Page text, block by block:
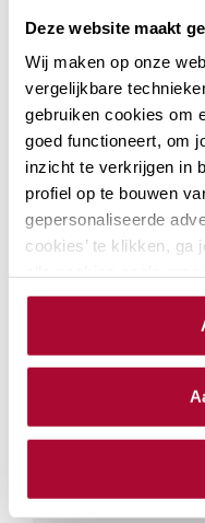
Deze website maakt
Wij maken op onze
vergelijkbare
gebruiken cookies om
goed functioneert, om
inzicht te verkrijgen in
profiel op te bouwen
gepersonaliseerde
cookies’ te klikken, ga
cookieverklaring.
We werken samen met
De kans is
een
van jouw
ben je
laatste
PE-punten
Module